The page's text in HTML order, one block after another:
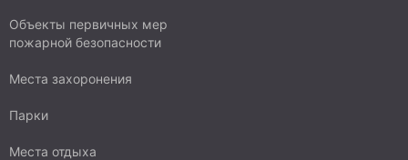
Объекты первичных мер
пожарной безопасности
Места захоронения
Парки
Места отдыха